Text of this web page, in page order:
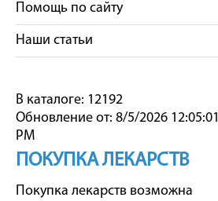
Помощь по сайту
Наши статьи
В каталоге: 12192
Обновление от: 8/5/2026 12:05:01
PM
ПОКУПКА ЛЕКАРСТВ
Покупка лекарств возможна